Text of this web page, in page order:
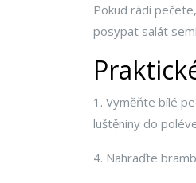
Pokud rádi
posypat salát
1. Vyměňte bílé
luštěniny do
4. Nahraďte